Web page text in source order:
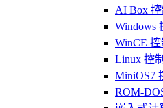
AI Box
Windows
WinCE
Linux 控
MiniOS7
ROM-